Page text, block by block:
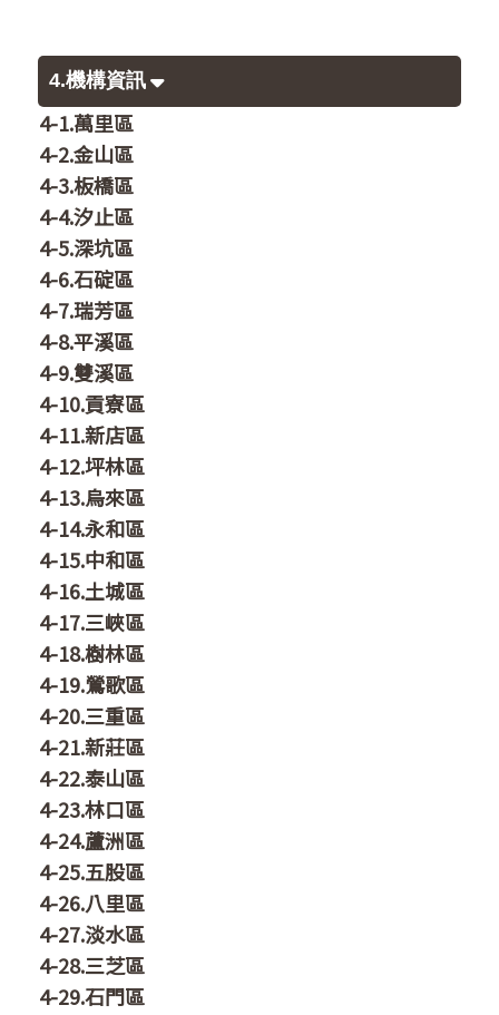
4.機構資訊
4-1.萬里區
4-2.金山區
4-3.板橋區
4-4.汐止區
4-5.深坑區
4-6.石碇區
4-7.瑞芳區
4-8.平溪區
4-9.雙溪區
4-10.貢寮區
4-11.新店區
4-12.坪林區
4-13.烏來區
4-14.永和區
4-15.中和區
4-16.土城區
4-17.三峽區
4-18.樹林區
4-19.鶯歌區
4-20.三重區
4-21.新莊區
4-22.泰山區
4-23.林口區
4-24.蘆洲區
4-25.五股區
4-26.八里區
4-27.淡水區
4-28.三芝區
4-29.石門區